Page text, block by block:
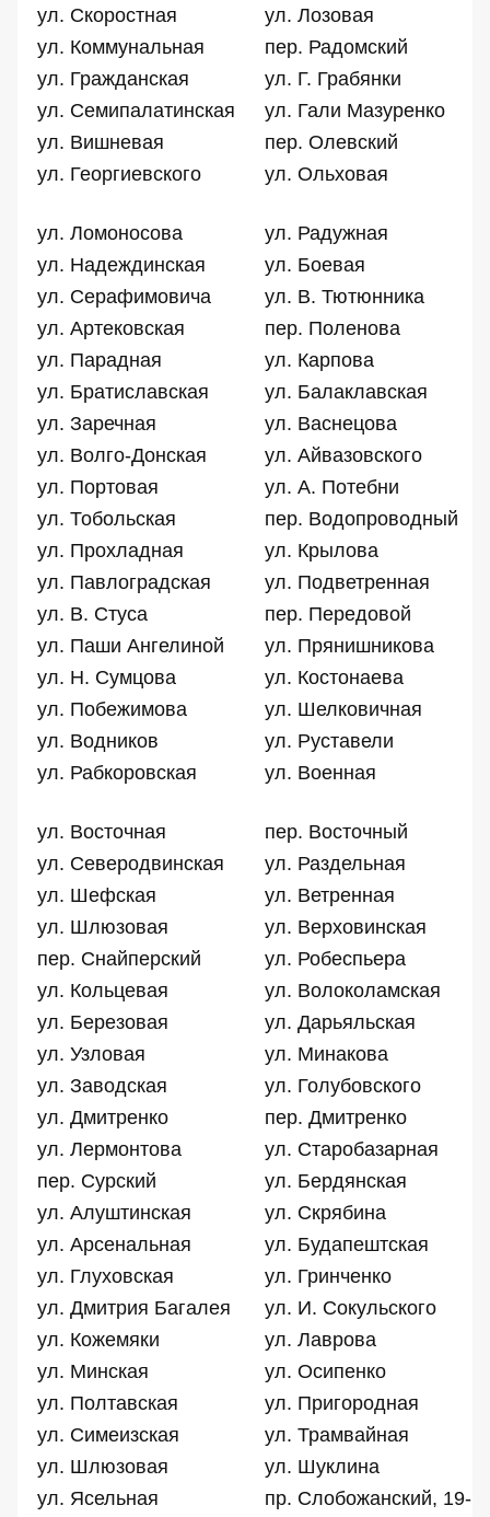
ул. Скоростная
ул. Лозовая
ул. Коммунальная
пер. Радомский
ул. Гражданская
ул. Г. Грабянки
ул. Семипалатинская
ул. Гали Мазуренко
ул. Вишневая
пер. Олевский
ул. Георгиевского
ул. Ольховая
ул. Ломоносова
ул. Радужная
ул. Надеждинская
ул. Боевая
ул. Серафимовича
ул. В. Тютюнника
ул. Артековская
пер. Поленова
ул. Парадная
ул. Карпова
ул. Братиславская
ул. Балаклавская
ул. Заречная
ул. Васнецова
ул. Волго-Донская
ул. Айвазовского
ул. Портовая
ул. А. Потебни
ул. Тобольская
пер. Водопроводный
ул. Прохладная
ул. Крылова
ул. Павлоградская
ул. Подветренная
ул. В. Стуса
пер. Передовой
ул. Паши Ангелиной
ул. Прянишникова
ул. Н. Сумцова
ул. Костонаева
ул. Побежимова
ул. Шелковичная
ул. Водников
ул. Руставели
ул. Рабкоровская
ул. Военная
ул. Восточная
пер. Восточный
ул. Северодвинская
ул. Раздельная
ул. Шефская
ул. Ветренная
ул. Шлюзовая
ул. Верховинская
пер. Снайперский
ул. Робеспьера
ул. Кольцевая
ул. Волоколамская
ул. Березовая
ул. Дарьяльская
ул. Узловая
ул. Минакова
ул. Заводская
ул. Голубовского
ул. Дмитренко
пер. Дмитренко
ул. Лермонтова
ул. Старобазарная
пер. Сурский
ул. Бердянская
ул. Алуштинская
ул. Скрябина
ул. Арсенальная
ул. Будапештская
ул. Глуховская
ул. Гринченко
ул. Дмитрия Багалея
ул. И. Сокульского
ул. Кожемяки
ул. Лаврова
ул. Минская
ул. Осипенко
ул. Полтавская
ул. Пригородная
ул. Симеизская
ул. Трамвайная
ул. Шлюзовая
ул. Шуклина
ул. Ясельная
пр. Слобожанский, 19-